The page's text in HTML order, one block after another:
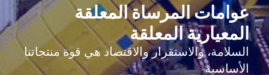
عوامات المرساة المعلقة
المعيارية المعلقة
السلامة، والاستقرار والاقتصاد هي قوة منتجاتنا
الأساسية